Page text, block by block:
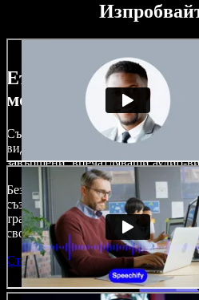
Ето само малка част
можете да правите
Създавайте дублажи, добавяйте
видео без авторски права,
завършени, впечатляващи аудио-
Без крива на обучение и с достъп
създателите на съдържание вече
традиционните ограничения и да
свои креативни идеи.
Стартирай Studio